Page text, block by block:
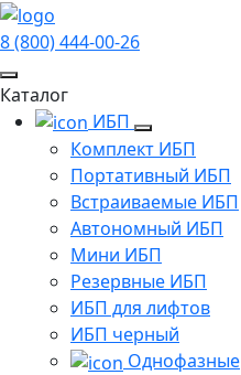
8 (800) 444-00-26
Каталог
ИБП
Комплект ИБП
Портативный ИБП
Встраиваемые ИБП
Автономный ИБП
Мини ИБП
Резервные ИБП
ИБП для лифтов
ИБП черный
Однофазные